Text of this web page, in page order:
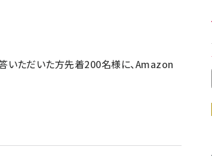
いただいた方先着200名様に、Amazon